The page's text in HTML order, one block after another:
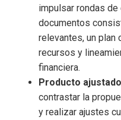
impulsar rondas
documentos
relevantes, un plan
recursos y
financiera.
Producto
contrastar la
y realizar ajustes